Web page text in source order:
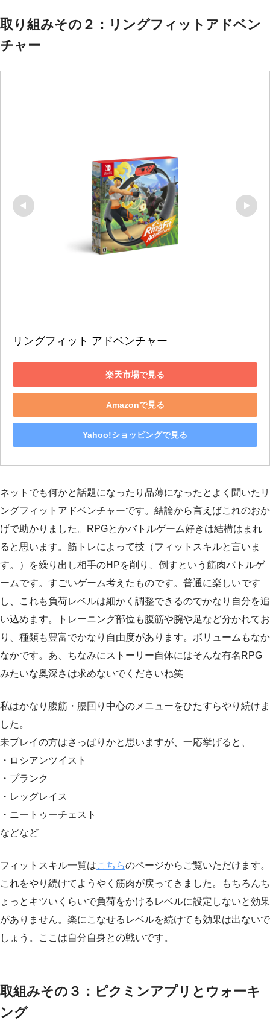
取り組みその２：リングフィットアドベン
チャー
リングフィット アドベンチャー
楽天市場で見る
Amazonで見る
Yahoo!ショッピングで見る
ネットでも何かと話題になったり品薄になったとよく聞いたリ
ングフィットアドベンチャーです。結論から言えばこれのおか
げで助かりました。RPGとかバトルゲーム好きは結構はまれ
ると思います。筋トレによって技（フィットスキルと言いま
す。）を繰り出し相手のHPを削り、倒すという筋肉バトルゲ
ームです。すごいゲーム考えたものです。普通に楽しいです
し、これも負荷レベルは細かく調整できるのでかなり自分を追
い込めます。トレーニング部位も腹筋や腕や足など分かれてお
り、種類も豊富でかなり自由度があります。ボリュームもなか
なかです。あ、ちなみにストーリー自体にはそんな有名RPG
みたいな奥深さは求めないでくださいね笑
私はかなり腹筋・腰回り中心のメニューをひたすらやり続けま
した。
未プレイの方はさっぱりかと思いますが、一応挙げると、
・ロシアンツイスト
・プランク
・レッグレイス
・ニートゥーチェスト
などなど
フィットスキル一覧はこちらのページからご覧いただけます。
これをやり続けてようやく筋肉が戻ってきました。もちろんち
ょっとキツいくらいで負荷をかけるレベルに設定しないと効果
がありません。楽にこなせるレベルを続けても効果は出ないで
しょう。ここは自分自身との戦いです。
取組みその３：ピクミンアプリとウォーキ
ング